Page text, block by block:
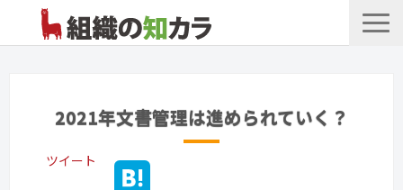
記事カテゴリ一覧
2021年文書管理は進められていく？
ツイート